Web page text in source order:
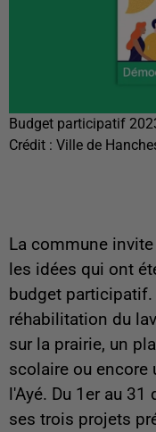
Budget participatif
Crédit : Ville de
La commune
les idées qui ont
budget participatif.
réhabilitation du
sur la prairie, un
scolaire ou encore
l'Ayé. Du 1er au
ses trois projets